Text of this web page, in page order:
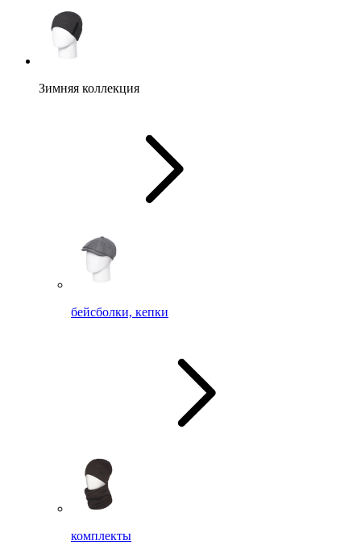
Зимняя коллекция
бейсболки, кепки
комплекты